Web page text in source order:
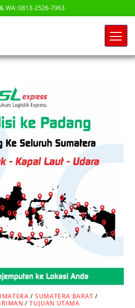
WA: 0813-2526-7963
/SUMATERA BARAT /
/TUJUAN UTAMA